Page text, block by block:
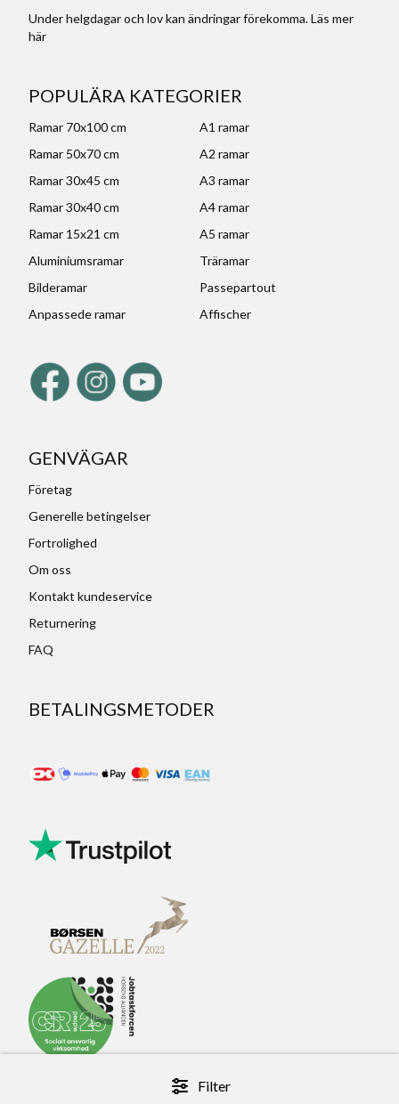
Filter
Under helgdagar och lov kan ändringar förekomma. Läs mer
här
POPULÄRA KATEGORIER
Ramar 70x100 cm
A1 ramar
Ramar 50x70 cm
A2 ramar
Ramar 30x45 cm
A3 ramar
Ramar 30x40 cm
A4 ramar
Ramar 15x21 cm
A5 ramar
Aluminiumsramar
Träramar
Bilderamar
Passepartout
Anpassede ramar
Affischer
GENVÄGAR
Företag
Generelle betingelser
Fortrolighed
Om oss
Kontakt kundeservice
Returnering
FAQ
BETALINGSMETODER